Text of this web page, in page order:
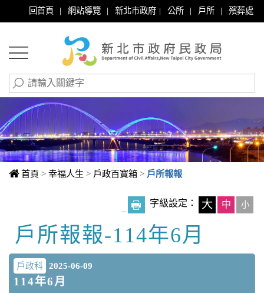
回首頁 | 網站導覽 | 新北市政府 | 公所 | 戶所 | 殯葬處
首頁 > 幸福人生 > 戶政百寶箱 > 戶所報報
字級設定： 大 中 小
中央內容區塊
戶所報報-114年6月
戶政科 2025-06-09
114年6月